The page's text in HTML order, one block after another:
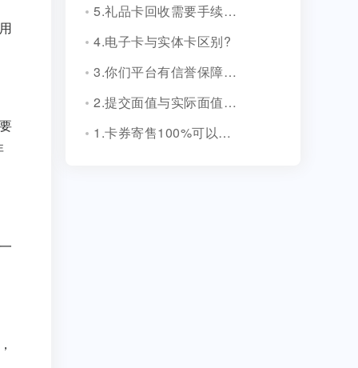
5.礼品卡回收需要手续费吗?
4.电子卡与实体卡区别?
3.你们平台有信誉保障吗？
2.提交面值与实际面值不一致，怎么办？
1.卡券寄售100%可以成功吗？